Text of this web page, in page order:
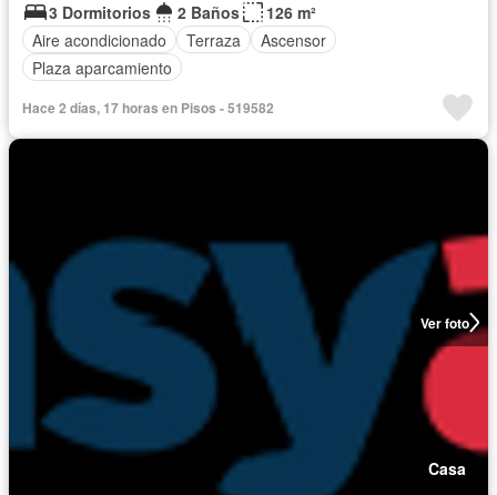
3 Dormitorios
2 Baños
126 m²
Aire acondicionado
Terraza
Ascensor
Plaza aparcamiento
Hace 2 días, 17 horas en Pisos - 519582
Ver foto
Casa